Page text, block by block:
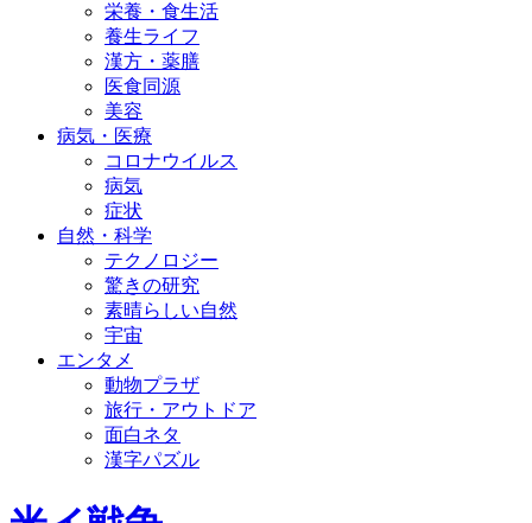
栄養・食生活
養生ライフ
漢方・薬膳
医食同源
美容
病気・医療
コロナウイルス
病気
症状
自然・科学
テクノロジー
驚きの研究
素晴らしい自然
宇宙
エンタメ
動物プラザ
旅行・アウトドア
面白ネタ
漢字パズル